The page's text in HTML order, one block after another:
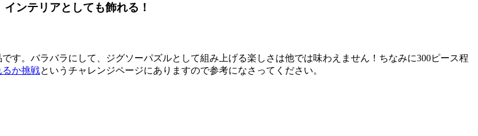
ンテリアとしても飾れる！
す。バラバラにして、ジグソーパズルとして組み上げる楽しさは他では味わえません！ちなみに300ピース程
るか挑戦というチャレンジページにありますので参考になさってください。